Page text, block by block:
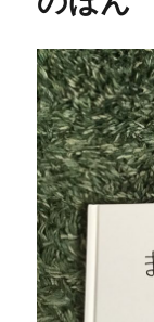
o
k